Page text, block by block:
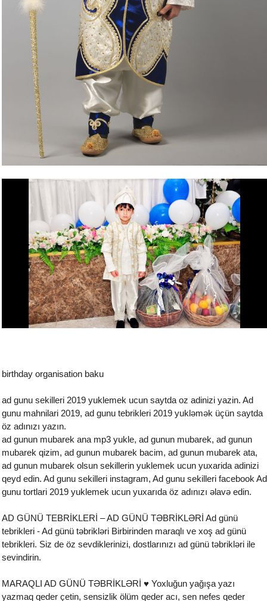
birthday organisation baku
ad gunu sekilleri 2019 yuklemek ucun saytda oz adinizi yazin. Ad
gunu mahnilari 2019, ad gunu tebrikleri 2019 yukləmək üçün saytda
öz adınızı yazın.
ad gunun mubarek ana mp3 yukle, ad gunun mubarek, ad gunun
mubarek qizim, ad gunun mubarek bacim, ad gunun mubarek ata,
ad gunun mubarek olsun sekillerin yuklemek ucun yuxarida adinizi
qeyd edin. Ad gunu sekilleri instagram, Ad gunu sekilleri facebook Ad
gunu tortlari 2019 yuklemek ucun yuxarıda öz adınızı əlavə edin.
AD GÜNÜ TEBRİKLERİ – AD GÜNÜ TƏBRİKLƏRİ Ad günü
tebrikleri - Ad günü təbrikləri Birbirinden maraqlı ve xoş ad günü
tebrikleri. Siz de öz sevdiklerinizi, dostlarınızı ad günü təbrikləri ile
sevindirin.
MARAQLI AD GÜNÜ TƏBRİKLƏRİ ♥ Yoxluğun yağışa yazı
yazmaq qeder çetin, sensizlik ölüm qeder acı, sen nefes qeder